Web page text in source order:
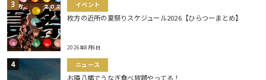
イベント
枚方の近所の夏祭りスケジュール2026【ひらつーまとめ】
2026年8月6日
ニュース
お隣八幡でうなぎ食べ放題やってる！